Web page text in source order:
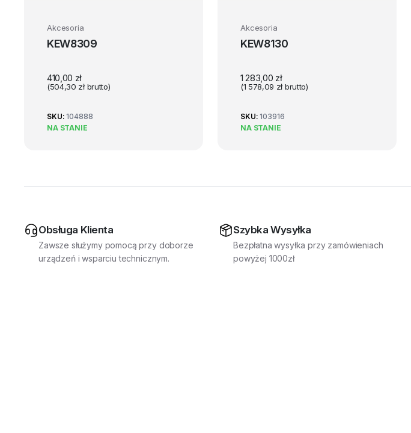
Akcesoria
KEW8309
410,00 zł
(504,30 złbrutto)
SKU: 104888
NA STANIE
Akcesoria
KEW8130
1 283,00 zł
(1 578,09 złbrutto)
SKU: 103916
NA STANIE
Obsługa Klienta
Zawsze służymy pomocą przy doborze
urządzeń i wsparciu technicznym.
Szybka Wysyłka
Bezpłatna wysyłka przy zamówieniach
powyżej 1000zł